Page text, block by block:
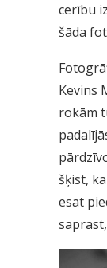
cerību
šāda
Kevins
rokām
šķist,
esat